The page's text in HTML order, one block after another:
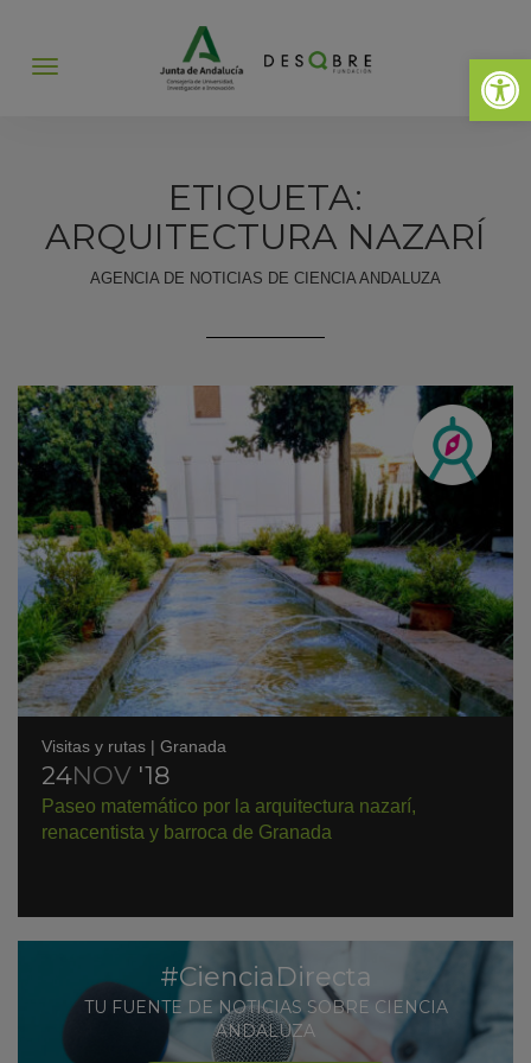
Abrir
Abrir
ETIQUETA:
ARQUITECTURA NAZARÍ
AGENCIA DE NOTICIAS DE CIENCIA ANDALUZA
Visitas y rutas | Granada
24NOV '18
Paseo matemático por la arquitectura nazarí,
renacentista y barroca de Granada
#CienciaDirecta
TU FUENTE DE NOTICIAS SOBRE CIENCIA
ANDALUZA